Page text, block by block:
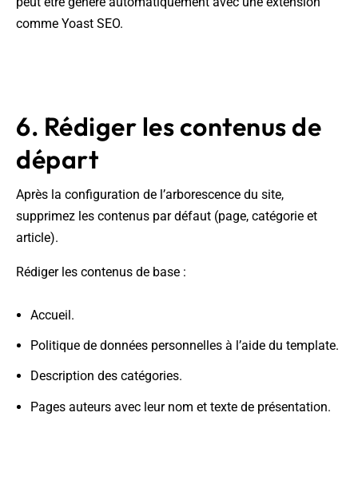
comme Yoast SEO.
6. Rédiger les contenus de
départ
Après la configuration de l’arborescence du site,
supprimez les contenus par défaut (page, catégorie et
article).
Rédiger les contenus de base :
Accueil.
Politique de données personnelles à l’aide du template.
Description des catégories.
Pages auteurs avec leur nom et texte de présentation.